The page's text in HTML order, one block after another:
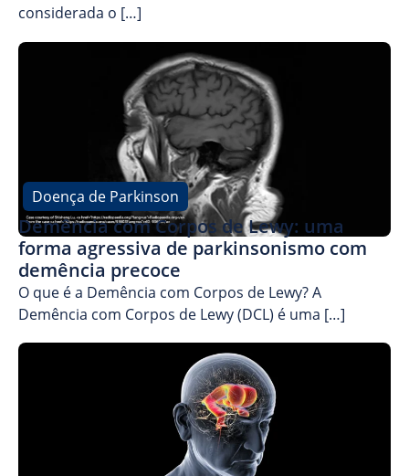
considerada o […]
Doença de Parkinson
Demência com Corpos de Lewy: uma
forma agressiva de parkinsonismo com
demência precoce
O que é a Demência com Corpos de Lewy? A
Demência com Corpos de Lewy (DCL) é uma […]